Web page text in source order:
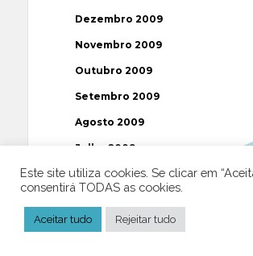
Dezembro 2009
Novembro 2009
Outubro 2009
Setembro 2009
Agosto 2009
Julho 2009
Junho 2009
Abril 2009
Este site utiliza cookies. Se clicar em
consentirá TODAS as cookies.
Aceitar tudo Rejeitar tudo